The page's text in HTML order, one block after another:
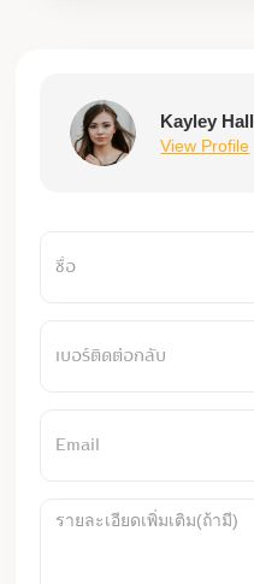
Kayley Hall
View Profile